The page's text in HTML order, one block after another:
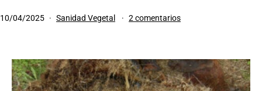
Publicada
10/04/2025
Categorizado
Sanidad Vegetal 2 comentariosen
terreno:
cómo